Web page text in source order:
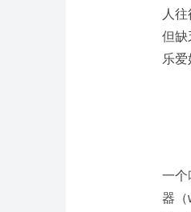
人
但缺
乐爱
一个
器（